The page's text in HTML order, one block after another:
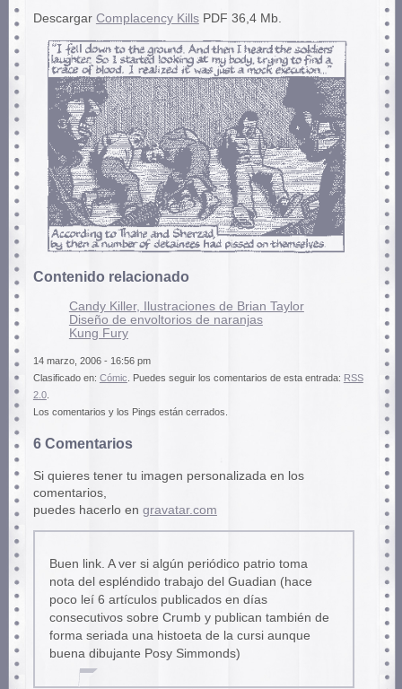
Descargar Complacency KillsPDF 36,4 Mb.
Contenido relacionado
Candy Killer, Ilustraciones de Brian Taylor
Diseño de envoltorios de naranjas
Kung Fury
14 marzo, 2006 - 16:56 pm
Clasificado en: Cómic . Puedes seguir los comentarios de esta entrada: RSS
2.0.
Los comentarios y los Pings están cerrados.
6 Comentarios
Si quieres tener tu imagen personalizada en los
comentarios,
puedes hacerlo en gravatar.com
Buen link. A ver si algún periódico patrio toma
nota del espléndido trabajo del Guadian (hace
poco leí 6 artículos publicados en días
consecutivos sobre Crumb y publican también de
forma seriada una histoeta de la cursi aunque
buena dibujante Posy Simmonds)